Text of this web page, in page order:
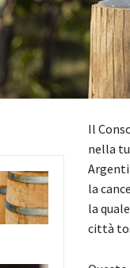
Il
nella
la
la
città